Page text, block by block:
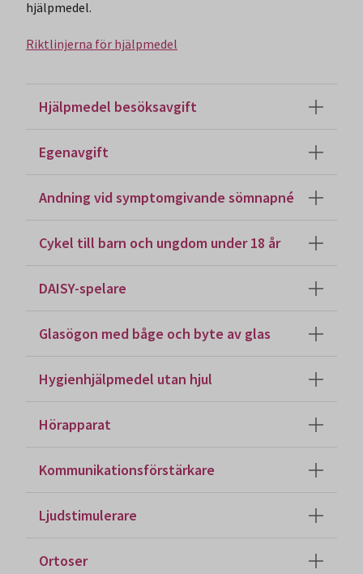
hjälpmedel.
Riktlinjerna för hjälpmedel
Hjälpmedel besöksavgift
Egenavgift
Andning vid symptomgivande sömnapné
Cykel till barn och ungdom under 18 år
DAISY-spelare
Glasögon med båge och byte av glas
Hygienhjälpmedel utan hjul
Hörapparat
Kommunikationsförstärkare
Ljudstimulerare
Ortoser